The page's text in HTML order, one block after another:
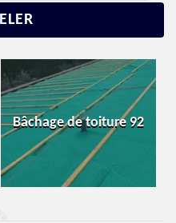
Réparation et
changement de toiture
92